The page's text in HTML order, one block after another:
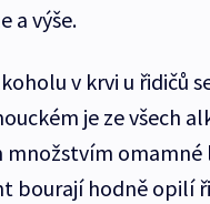
a výše.
v krvi u řidičů
je ze všech
množstvím omamné
bourají hodně opilí